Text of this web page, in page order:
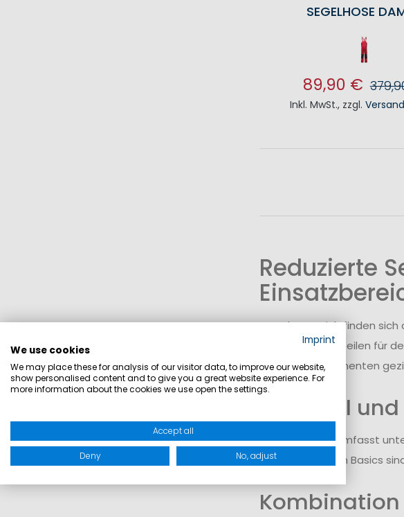
SEGELHOSE
89,90 €
Inkl. MwSt., zzgl.
Reduzierte
Im Sale-Bereich finden
zu funktionalen Teilen für
einzelne Komponenten
Auswahl
Das Sortiment umfasst
Neben einfachen Basics
Imprint
We use cookies
We may place these for analysis of our visitor data, to improve our website,
show personalised content and to give you a great website experience. For
more information about the cookies we use open the settings.
Accept all
Deny No, adjust